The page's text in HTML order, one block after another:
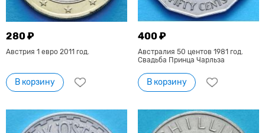
280 ₽
Австрия 1 евро 2011 год.
В корзину
400 ₽
Австралия 50 центов 1981 год.
Свадьба Принца Чарльза
В корзину